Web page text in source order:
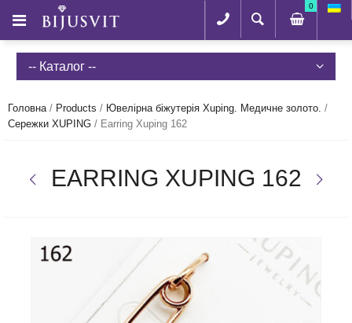
0
-- Каталог --
Головна/ Products / Ювелірна біжутерія Xuping. Медичне золото. /
Сережки XUPING / Earring Xuping 162
EARRING XUPING 162